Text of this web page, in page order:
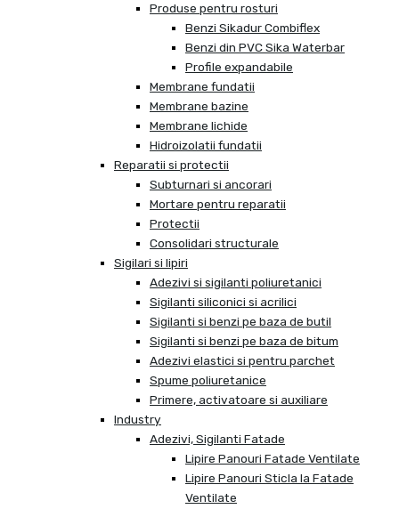
Produse pentru rosturi
Benzi Sikadur Combiflex
Benzi din PVC Sika Waterbar
Profile expandabile
Membrane fundatii
Membrane bazine
Membrane lichide
Hidroizolatii fundatii
Reparatii si protectii
Subturnari si ancorari
Mortare pentru reparatii
Protectii
Consolidari structurale
Sigilari si lipiri
Adezivi si sigilanti poliuretanici
Sigilanti siliconici si acrilici
Sigilanti si benzi pe baza de butil
Sigilanti si benzi pe baza de bitum
Adezivi elastici si pentru parchet
Spume poliuretanice
Primere, activatoare si auxiliare
Industry
Adezivi, Sigilanti Fatade
Lipire Panouri Fatade Ventilate
Lipire Panouri Sticla la Fatade
Ventilate